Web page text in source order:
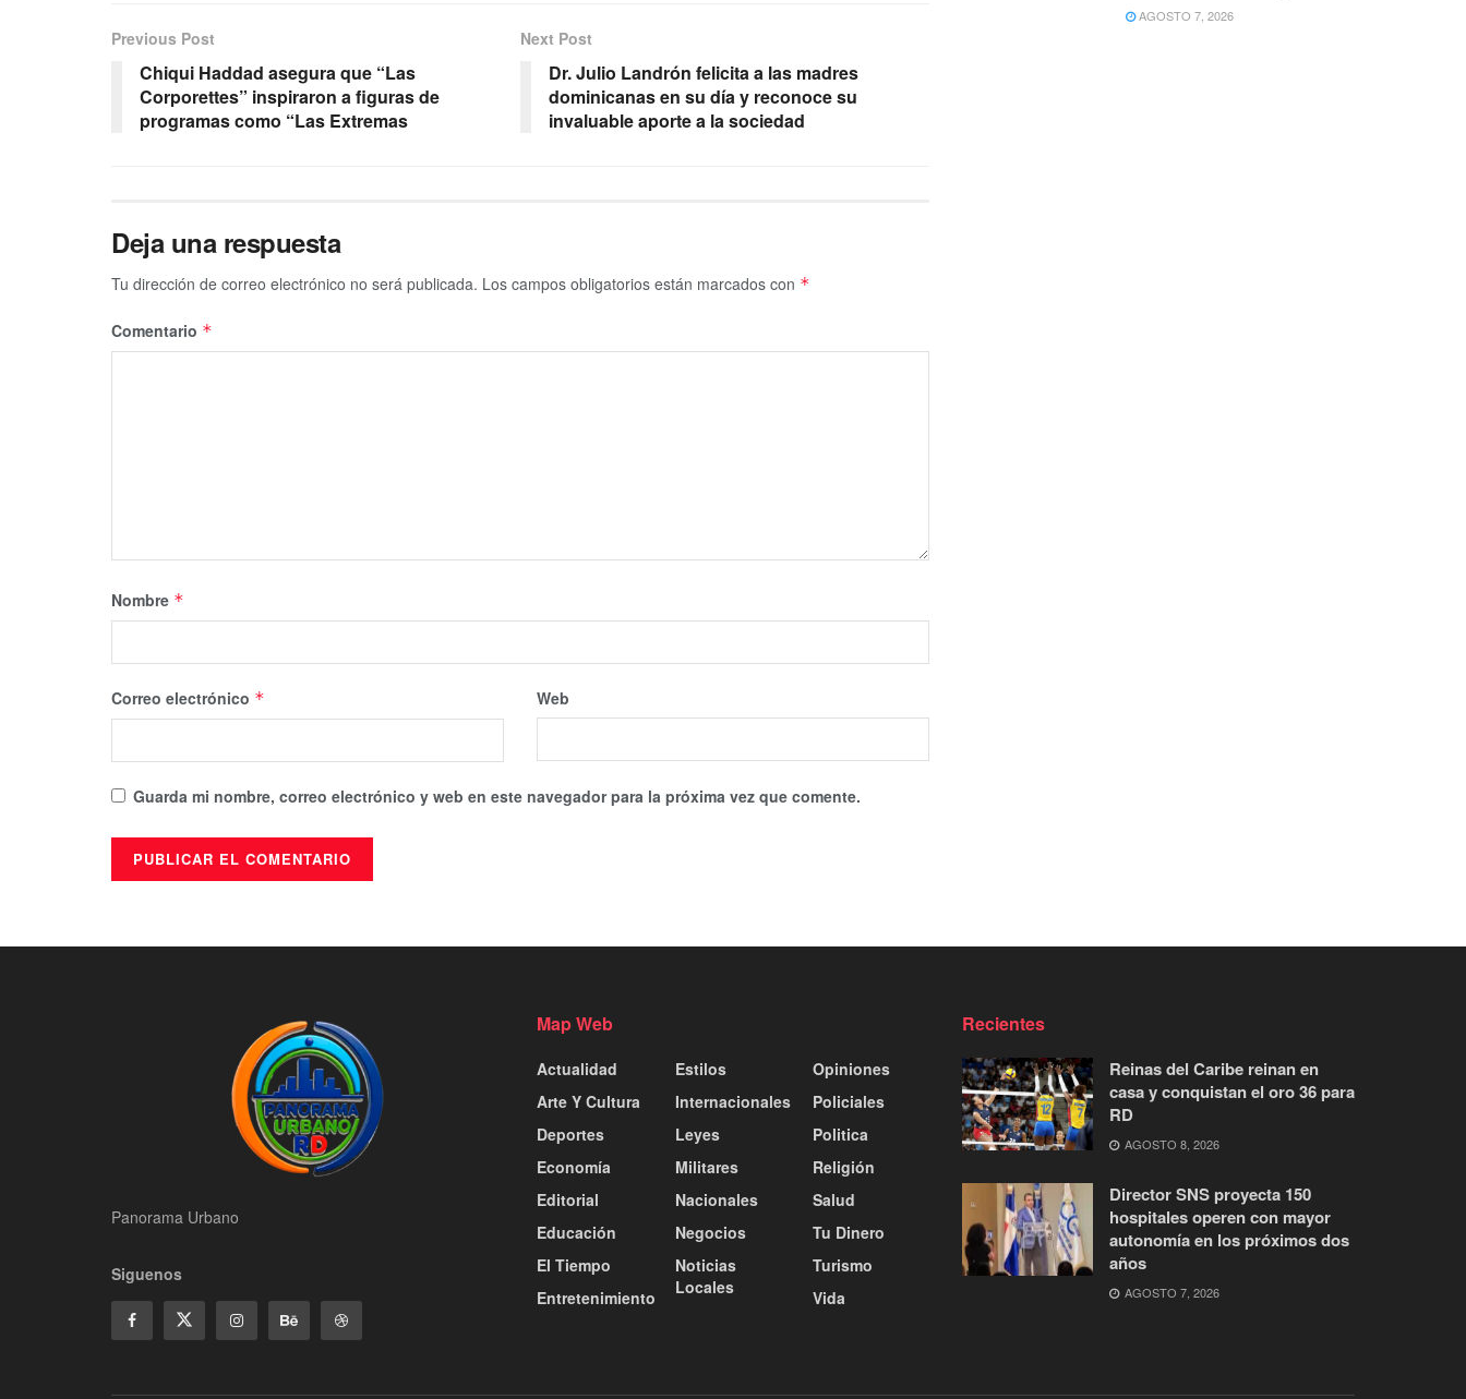
Previous Post
Chiqui Haddad asegura que “Las
Corporettes” inspiraron a figuras de
programas como “Las Extremas
Next Post
Dr. Julio Landrón felicita a las madres
dominicanas en su día y reconoce su
invaluable aporte a la sociedad
Deja una respuesta
Tu dirección de correo electrónico no será publicada. Los campos obligatorios están marcados con *
Comentario *
Nombre *
Correo electrónico * Web
Guarda mi nombre, correo electrónico y web en este navegador para la próxima vez que comente.
AGOSTO 7, 2026
Panorama Urbano
Siguenos
Map Web
Actualidad
Arte Y Cultura
Deportes
Economía
Editorial
Educación
El Tiempo
Entretenimiento
Estilos
Internacionales
Leyes
Militares
Nacionales
Negocios
Noticias
Locales
Opiniones
Policiales
Politica
Religión
Salud
Tu Dinero
Turismo
Vida
Recientes
Reinas del Caribe reinan en
casa y conquistan el oro 36 para
RD
AGOSTO 8, 2026
Director SNS proyecta 150
hospitales operen con mayor
autonomía en los próximos dos
años
AGOSTO 7, 2026